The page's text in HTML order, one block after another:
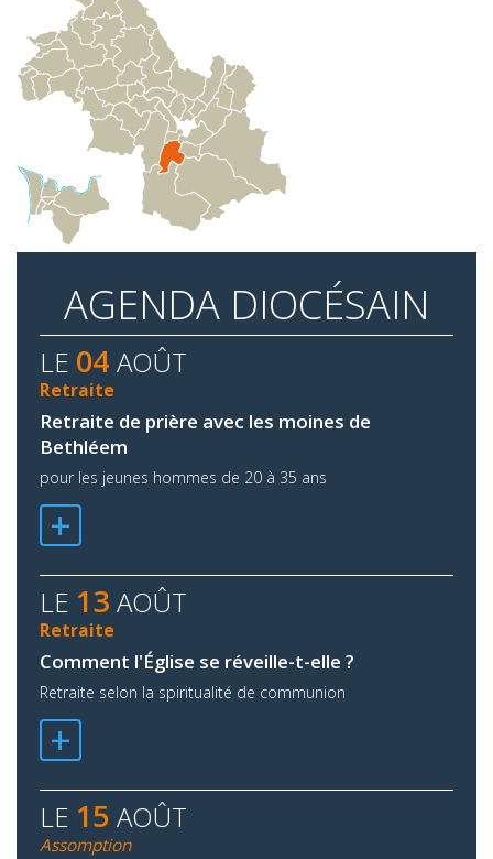
AGENDA DIOCÉSAIN
LE 04 AOÛT
Retraite
Retraite de prière avec les moines de
Bethléem
pour les jeunes hommes de 20 à 35 ans
+
LE 13 AOÛT
Retraite
Comment l'Église se réveille-t-elle ?
Retraite selon la spiritualité de communion
+
LE 15 AOÛT
Assomption